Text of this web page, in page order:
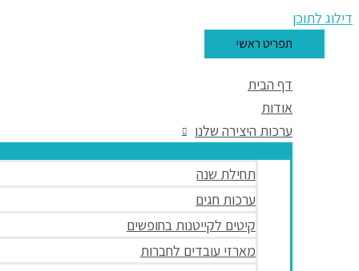
דילוג לתוכן
תפריט ראשי
דף הבית
אודות
ערכות היצירה שלנו
תחילת שנה
ערכות חגים
קיטים לקייטנות בחופשים
מארזי עובדים לחברות